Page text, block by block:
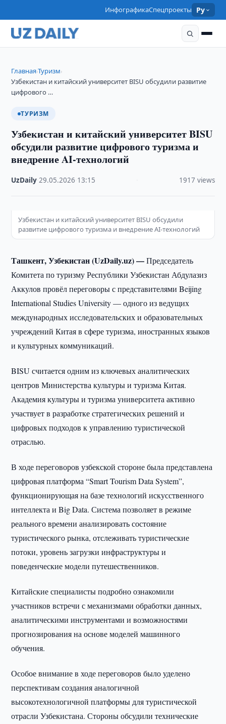
ИнфографикаСпецпроекты Ру
Главная›Туризм›
Узбекистан и китайский университет BISU обсудили развитие
цифрового …
ТУРИЗМ
Узбекистан и китайский университет BISU
обсудили развитие цифрового туризма и
внедрение AI-технологий
UzDaily ·29.05.2026 13:15 1917 views
Узбекистан и китайский университет BISU обсудили
развитие цифрового туризма и внедрение AI-технологий
Ташкент, Узбекистан (UzDaily.uz) —Председатель
Комитета по туризму Республики Узбекистан Абдулазиз
Аккулов провёл переговоры с представителями Beijing
International Studies University — одного из ведущих
международных исследовательских и образовательных
учреждений Китая в сфере туризма, иностранных языков
и культурных коммуникаций.
BISU считается одним из ключевых аналитических
центров Министерства культуры и туризма Китая.
Академия культуры и туризма университета активно
участвует в разработке стратегических решений и
цифровых подходов к управлению туристической
отраслью.
В ходе переговоров узбекской стороне была представлена
цифровая платформа “Smart Tourism Data System”,
функционирующая на базе технологий искусственного
интеллекта и Big Data. Система позволяет в режиме
реального времени анализировать состояние
туристического рынка, отслеживать туристические
потоки, уровень загрузки инфраструктуры и
поведенческие модели путешественников.
Китайские специалисты подробно ознакомили
участников встречи с механизмами обработки данных,
аналитическими инструментами и возможностями
прогнозирования на основе моделей машинного
обучения.
Особое внимание в ходе переговоров было уделено
перспективам создания аналогичной
высокотехнологичной платформы для туристической
отрасли Узбекистана. Стороны обсудили технические